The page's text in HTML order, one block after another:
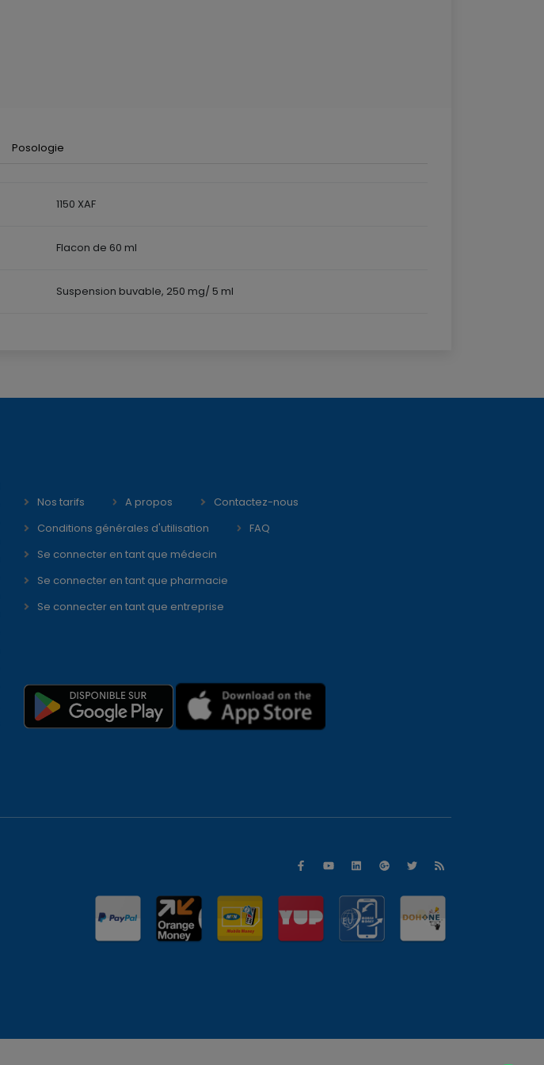
Posologie
1150 XAF
Flacon de 60 ml
Suspension buvable, 250 mg/ 5 ml
Nos tarifs A propos
Contactez-nous
Conditions générales d'utilisation
FAQ
Se connecter en tant que médecin
Se connecter en tant que pharmacie
Se connecter en tant que entreprise